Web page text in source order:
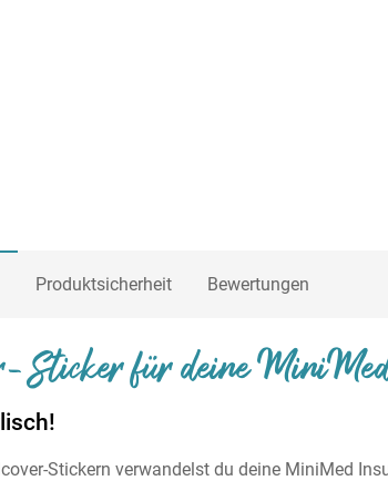
Produktsicherheit Bewertungen
Sticker für deine
Stickern verwandelst du deine MiniMed